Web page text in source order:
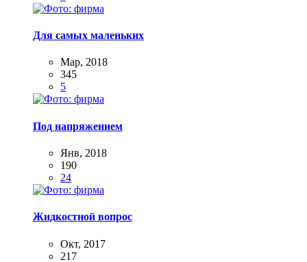
Для самых маленьких
Мар, 2018
345
5
Под напряжением
Янв, 2018
190
24
Жидкостной вопрос
Окт, 2017
217